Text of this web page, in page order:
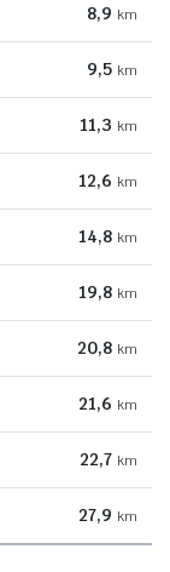
8,9 km
9,5 km
11,3 km
12,6 km
14,8 km
19,8 km
20,8 km
21,6 km
22,7 km
27,9 km